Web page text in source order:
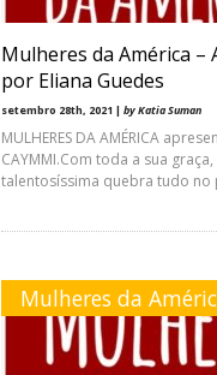
Mulheres da América –
por Eliana Guedes
setembro 28th, 2021 | by Katia Suman
MULHERES DA AMÉRICA
CAYMMI.Com toda a sua
talentosíssima quebra tudo no
Mulheres da